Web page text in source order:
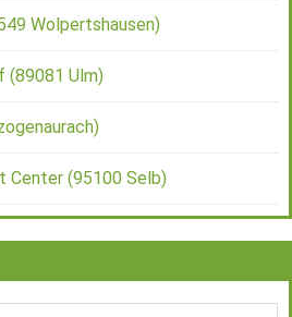
Wolpertshausen)
(89081 Ulm)
Center (95100 Selb)